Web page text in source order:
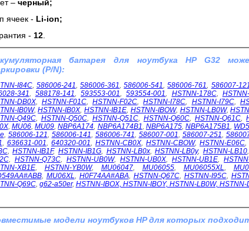
– черный;
ячеек - Li-ion;
- 12.
батарея для ноутбука HP G32
(P/N):
I84C, 586006-241, 586006-361,586006-541,586006-761, 586007-
341, 588178-141, 593553-001,593554-001, HSTNN-178C,
DB0X, HSTNN-F01C, HSTNN-F02C,HSTNN-I78C, HSTNN-I79C,
IB0W,HSTNN-IB0X, HSTNN-IB1E, HSTNN-IBOW, HSTNN-LB0W,
Q49C, HSTNN-Q50C, HSTNN-Q51C, HSTNN-Q60C, HSTNN-Q61C,
, MU06,MU09,NBP6A174, NBP6A174B1, NBP6A175,NBP6A175B1,
, 586006-121, 586006-141, 586006-741, 586007-001, 586007-251,
, 636631-001, 640320-001, HSTNN-CB0X, HSTNN-CBOW,HSTNN-E06C
,HSTNN-IB1F, HSTNN-IB1G, HSTNN-LB0x,HSTNN-LB0y, HSTNN-LB10,
, HSTNN-Q73C, HSTNN-UB0W, HSTNN-UB0X, HSTNN-UB1E,
XB1E, HSTNN-YB0W, MU06047, MU06055, MU06055XL,
, MU06XL, H0F74AA#ABA, HSTNN-Q67C, HSTNN-I95C,
Q69C, g62-a50er, HSTNN-IBOX, HSTNN-IBOY, HSTNN-LB0W, HSTNN-
модели ноутбуков HP для которых